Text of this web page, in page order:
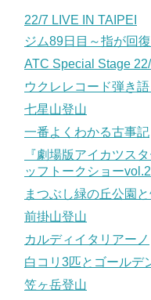
22/7 LIVE IN TAIPEI
ジム89日目～指が回
ATC Special Stage
ウクレレコード弾き語
七星山登山
一番よくわかる古事記
『劇場版アイカツス
ッフトークショーvol.2
まつぶし緑の丘公園
前掛山登山
カルディイタリアーノ
白コリ3匹とゴールデ
笠ヶ岳登山